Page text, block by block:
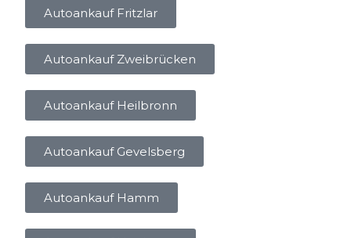
Autoankauf Fritzlar
Autoankauf Zweibrücken
Autoankauf Heilbronn
Autoankauf Gevelsberg
Autoankauf Hamm